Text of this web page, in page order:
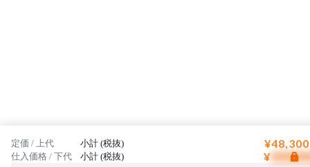
定価 / 上代 小計 (税抜)
仕入価格 / 下代 小計 (税抜) ¥